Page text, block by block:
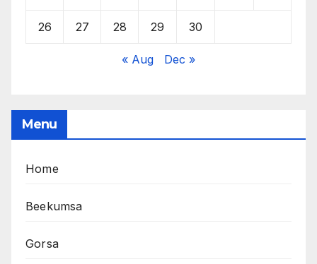
26 27 28 29 30
« Aug Dec »
Menu
Home
Beekumsa
Gorsa